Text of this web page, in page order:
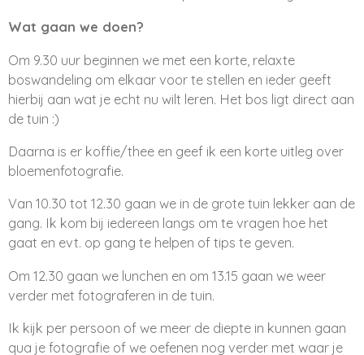
Wat gaan we doen?
Om 9.30 uur beginnen we met een korte, relaxte
boswandeling om elkaar voor te stellen en ieder geeft
hierbij aan wat je echt nu wilt leren. Het bos ligt direct aan
de tuin :)
Daarna is er koffie/thee en geef ik een korte uitleg over
bloemenfotografie.
Van 10.30 tot 12.30 gaan we in de grote tuin lekker aan de
gang. Ik kom bij iedereen langs om te vragen hoe het
gaat en evt. op gang te helpen of tips te geven.
Om 12.30 gaan we lunchen en om 13.15 gaan we weer
verder met fotograferen in de tuin.
Ik kijk per persoon of we meer de diepte in kunnen gaan
qua je fotografie of we oefenen nog verder met waar je